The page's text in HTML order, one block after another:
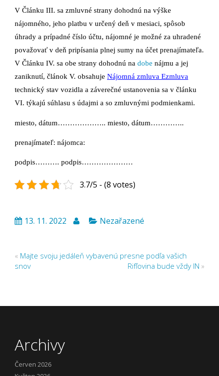
V Článku III. sa zmluvné strany dohodnú na výške
nájomného, jeho platbu v určený deň v mesiaci, spôsob
úhrady a prípadné číslo účtu, nájomné je možné za uhradené
považovať v deň pripísania plnej sumy na účet prenajímateľa.
V Článku IV. sa obe strany dohodnú na dobe nájmu a jej
zaniknutí, článok V. obsahuje Nájomná zmluva Ezmluva
technický stav vozidla a záverečné ustanovenia sa v článku
VI. týkajú súhlasu s údajmi a so zmluvnými podmienkami.
miesto, dátum……………….. miesto, dátum…………..
prenajímateľ: nájomca:
podpis………. podpis…………………
3.7/5 - (8 votes)
13. 11. 2022 Nezařazené
« Majte svoju jedáleň vybavenú presne podľa vašich
snov
Rifľovina bude vždy IN »
Archivy
Červen 2026